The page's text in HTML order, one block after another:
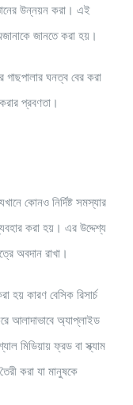
উন্নয়ন করা। এই
জানতে করা হয়।
গাছপালার ঘনত্ব বের করা
প্রবণতা।
কোনও নির্দিষ্ট সমস্যার
করা হয়। এর উদ্দেশ্য
অবদান রাখা।
হয় কারণ বেসিক রিসার্চ
আলাদাভাবে অ্যাপ্লাইড
মিডিয়ায় ফ্রড বা স্ক্যাম
করা যা মানুষকে